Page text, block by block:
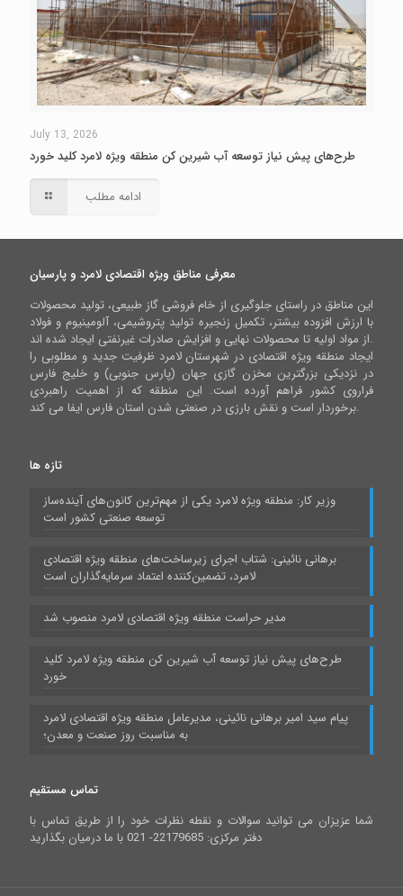
July 13, 2026
طرح‌های پیش نیاز توسعه آب شیرین کن منطقه ویژه لامرد کلید خورد
ادامه مطلب
معرفی مناطق ویژه اقتصادی لامرد و پارسیان
این مناطق در راستای جلوگیری از خام فروشی گاز طبیعی، تولید محصولات
با ارزش افزوده بیشتر، تکمیل زنجیره تولید پتروشیمی، آلومینیوم و فولاد
از مواد اولیه تا محصولات نهایی و افزایش صادرات غیرنفتی ایجاد شده اند.
ایجاد منطقه ویژه اقتصادی در شهرستان لامرد ظرفیت جدید و مطلوبی را
در نزدیکی بزرگترین مخزن گازی جهان (پارس جنوبی) و خلیج فارس
فراروی کشور فراهم آورده است. این منطقه که از اهمیت راهبردی
برخوردار است و نقش بارزی در صنعتی شدن استان فارس ایفا می کند.
تازه ها
وزیر کار: منطقه ویژه لامرد یکی از مهم‌ترین کانون‌های آینده‌ساز
توسعه صنعتی کشور است
برهانی نائینی: شتاب اجرای زیرساخت‌های منطقه ویژه اقتصادی
لامرد، تضمین‌کننده اعتماد سرمایه‌گذاران است
مدیر حراست منطقه ویژه اقتصادی لامرد منصوب شد
طرح‌های پیش نیاز توسعه آب شیرین کن منطقه ویژه لامرد کلید
خورد
پیام سید امیر برهانی نائینی، مدیرعامل منطقه ویژه اقتصادی لامرد
به مناسبت روز صنعت و معدن؛
تماس مستقیم
شما عزیزان می توانید سوالات و نقطه نظرات خود را از طریق تماس با
دفتر مرکزی: 22179685- 021 با ما درمیان بگذارید